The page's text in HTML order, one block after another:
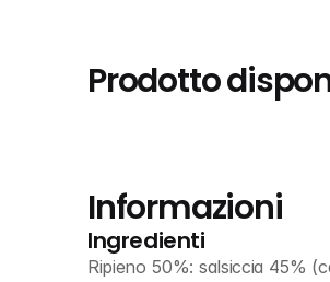
Prodotto
Informazioni
Ingredienti
Ripieno 50%: salsiccia 45%